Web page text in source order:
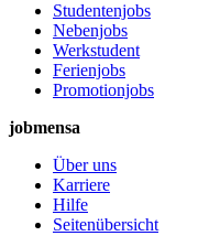
Studentenjobs
Nebenjobs
Werkstudent
Ferienjobs
Promotionjobs
jobmensa
Über uns
Karriere
Hilfe
Seitenübersicht